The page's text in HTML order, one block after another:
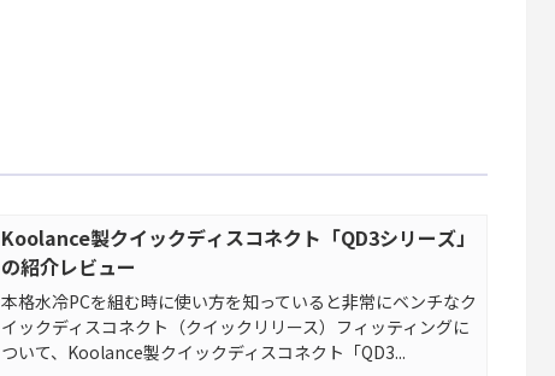
Koolance製クイックディスコネクト「QD3シリーズ」
の紹介レビュー
本格水冷PCを組む時に使い方を知っていると非常にベンチなク
イックディスコネクト（クイックリリース）フィッティングに
ついて、Koolance製クイックディスコネクト「QD3...